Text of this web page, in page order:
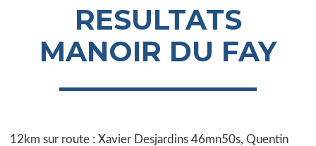
RESULTATS
MANOIR DU FAY
12km sur route : Xavier Desjardins 46mn50s, Quentin